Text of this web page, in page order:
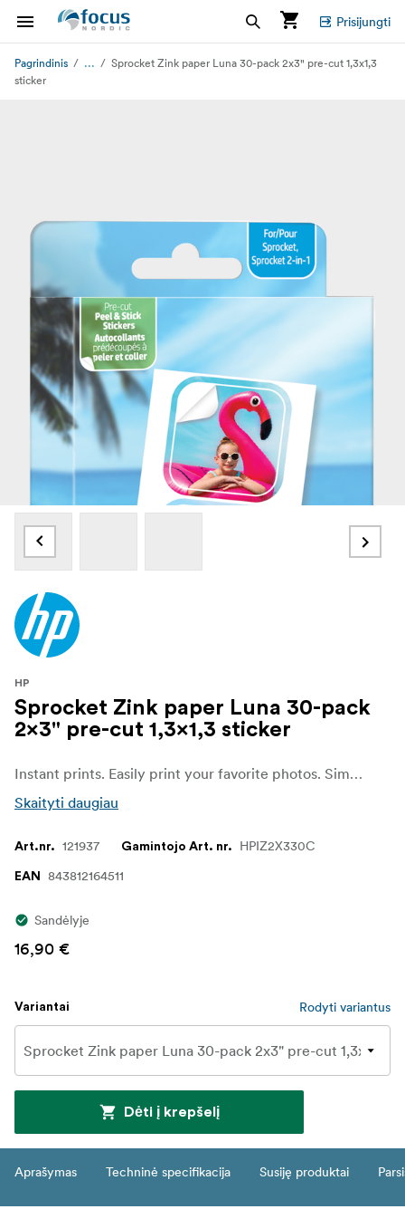
Prisijungti
Pagrindinis ...
Sprocket Zink paper Luna 30-pack 2x3" pre-cut 1,3x1,3
sticker
HP
Sprocket Zink paper Luna 30-pack
2x3" pre-cut 1,3x1,3 sticker
Instant prints. Easily print your favorite photos. Simply load this HP ZINK paper into your HP sprocket 2x3 photo printer for sharable pre-cut stickers in 3,3x3,3 cm (1,3x1,3-inch).
Skaityti daugiau
Art.nr. 121937 Gamintojo Art. nr. HPIZ2X330C
EAN 843812164511
Sandėlyje
16,90 €
Variantai Rodyti variantus
Dėti į krepšelį
Aprašymas Techninė specifikacija Susiję produktai